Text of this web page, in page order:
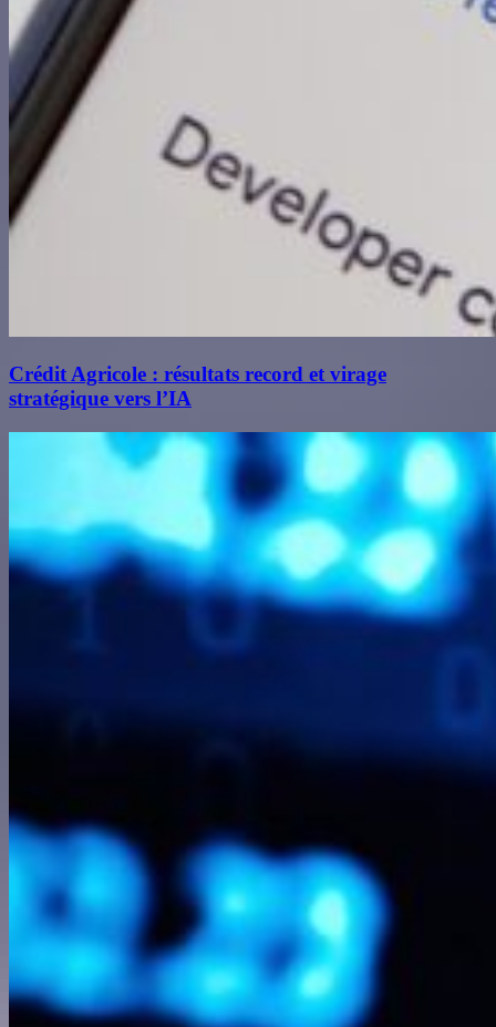
Crédit Agricole : résultats record et virage
stratégique vers l’IA